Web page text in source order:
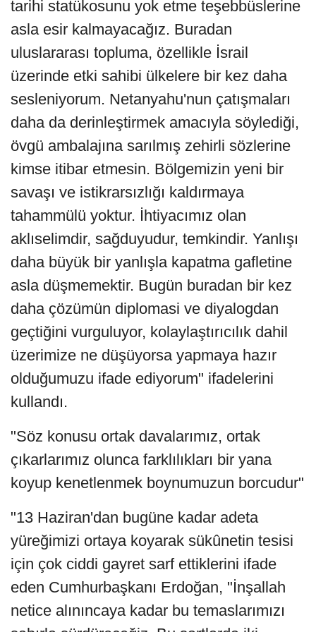
tarihi statükosunu yok etme teşebbüslerine
asla esir kalmayacağız. Buradan
uluslararası topluma, özellikle İsrail
üzerinde etki sahibi ülkelere bir kez daha
sesleniyorum. Netanyahu'nun çatışmaları
daha da derinleştirmek amacıyla söylediği,
övgü ambalajına sarılmış zehirli sözlerine
kimse itibar etmesin. Bölgemizin yeni bir
savaşı ve istikrarsızlığı kaldırmaya
tahammülü yoktur. İhtiyacımız olan
aklıselimdir, sağduyudur, temkindir. Yanlışı
daha büyük bir yanlışla kapatma gafletine
asla düşmemektir. Bugün buradan bir kez
daha çözümün diplomasi ve diyalogdan
geçtiğini vurguluyor, kolaylaştırıcılık dahil
üzerimize ne düşüyorsa yapmaya hazır
olduğumuzu ifade ediyorum" ifadelerini
kullandı.
"Söz konusu ortak davalarımız, ortak
çıkarlarımız olunca farklılıkları bir yana
koyup kenetlenmek boynumuzun borcudur"
"13 Haziran'dan bugüne kadar adeta
yüreğimizi ortaya koyarak sükûnetin tesisi
için çok ciddi gayret sarf ettiklerini ifade
eden Cumhurbaşkanı Erdoğan, "İnşallah
netice alınıncaya kadar bu temaslarımızı